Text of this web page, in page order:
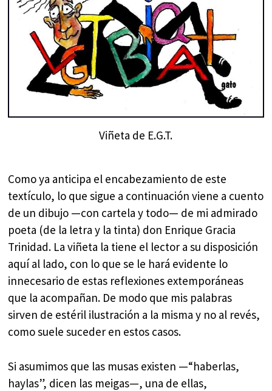
Viñeta de E.G.T.
Como ya anticipa el encabezamiento de este
textículo, lo que sigue a continuación viene a cuento
de un dibujo —con cartela y todo— de mi admirado
poeta (de la letra y la tinta) don Enrique Gracia
Trinidad. La viñeta la tiene el lector a su disposición
aquí al lado, con lo que se le hará evidente lo
innecesario de estas reflexiones extemporáneas
que la acompañan. De modo que mis palabras
sirven de estéril ilustración a la misma y no al revés,
como suele suceder en estos casos.
Si asumimos que las musas existen —“haberlas,
haylas”, dicen las meigas—, una de ellas,